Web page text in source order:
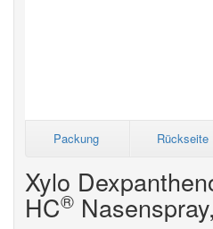
Packung Rückseite
Xylo
HC®